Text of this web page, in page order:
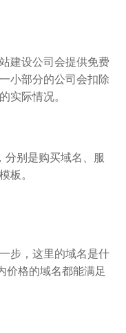
建设公司会提供免费
小部分的公司会扣除
实际情况。
分别是购买域名、服
板。
步，这里的域名是什
价格的域名都能满足